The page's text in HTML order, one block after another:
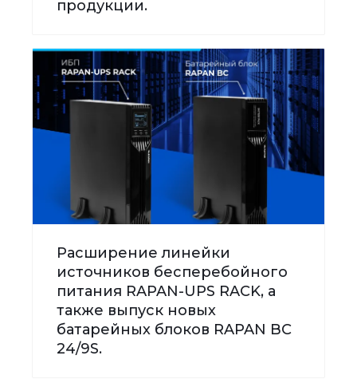
продукции.
Расширение линейки
источников бесперебойного
питания RAPAN-UPS RACK, а
также выпуск новых
батарейных блоков RAPAN BC
24/9S.